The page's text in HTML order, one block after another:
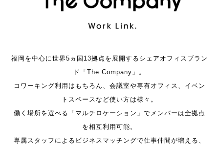
福岡を中心に世界5ヵ国13拠点を展開するシェアオフィスブラン
ド「The Company」。
コワーキング利用はもちろん、会議室や専有オフィス、イベン
トスペースなど使い方は様々。
働く場所を選べる「マルチロケーション」でメンバーは全拠点
を相互利用可能。
専属スタッフによるビジネスマッチングで仕事仲間が増える、